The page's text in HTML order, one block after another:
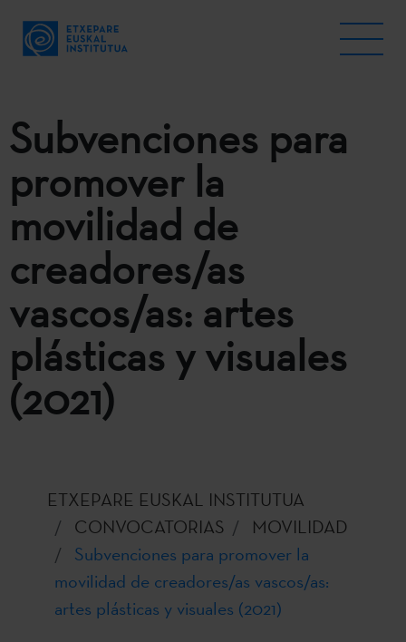
Subvenciones para
promover la
movilidad de
creadores/as
vascos/as: artes
plásticas y visuales
(2021)
ETXEPARE EUSKAL INSTITUTUA
CONVOCATORIAS
MOVILIDAD
Subvenciones para promover la
movilidad de creadores/as vascos/as:
artes plásticas y visuales (2021)